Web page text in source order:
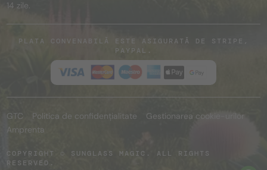
14 zile.
PLATA CONVENABILĂ ESTE ASIGURATĂ DE STRIPE,
PAYPAL.
GTC Politica de confidențialitate
Gestionarea cookie-urilor
Amprenta
COPYRIGHT © SUNGLASS MAGIC. ALL RIGHTS
RESERVED.